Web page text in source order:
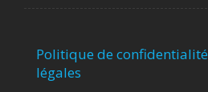
Politique de confidentialité
légales